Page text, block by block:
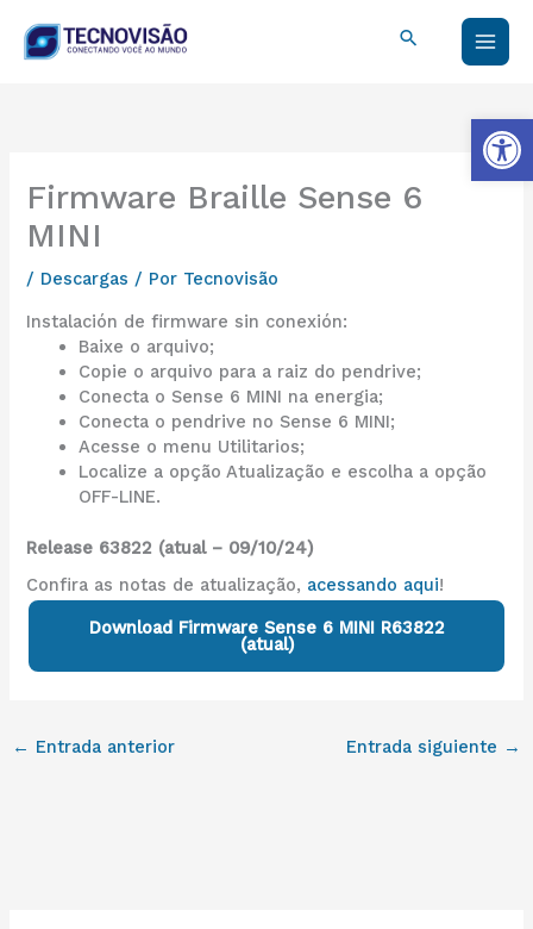
contenido
Buscar
Firmware Braille Sense 6
MINI
/ Descargas / Por Tecnovisão
Instalación de firmware sin conexión:
Baixe o arquivo;
Copie o arquivo para a raiz do pendrive;
Conecta o Sense 6 MINI na energia;
Conecta o pendrive no Sense 6 MINI;
Acesse o menu Utilitarios;
Localize a opção Atualização e escolha a opção
OFF-LINE.
Release 63822 (atual – 09/10/24)
Confira as notas de atualização, acessando aqui!
Download Firmware Sense 6 MINI R63822
(atual)
← Entrada anterior Entrada siguiente →